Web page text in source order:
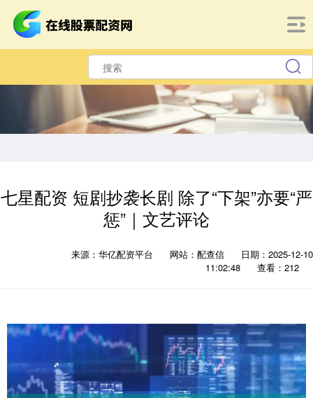
七星配资 短剧抄袭长剧 除了“下架”亦要“严
惩”｜文艺评论
来源：华亿配资平台 网站：配查信
日期：2025-12-10
11:02:48
查看：212